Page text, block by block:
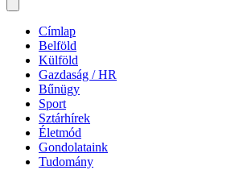
Címlap
Belföld
Külföld
Gazdaság / HR
Bűnügy
Sport
Sztárhírek
Életmód
Gondolataink
Tudomány